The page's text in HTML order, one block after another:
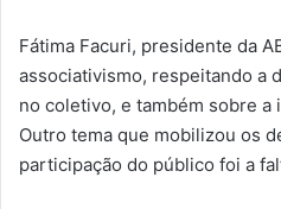
Fátima Facuri, presidente da
associativismo, respeitando a
no coletivo, e também sobre a
Outro tema que mobilizou os
participação do público foi a